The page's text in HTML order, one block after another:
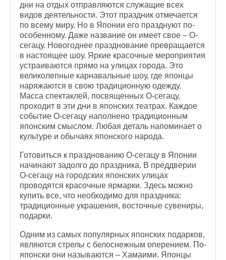
дни на отдых отправляются служащие всех
видов деятельности. Этот праздник отмечается
по всему миру. Но в Японии его празднуют по-
особенному. Даже название он имеет свое – О-
сегацу. Новогоднее празднование превращается
в настоящее шоу. Яркие красочные мероприятия
устраиваются прямо на улицах города. Это
великолепные карнавальные шоу, где японцы
наряжаются в свою традиционную одежду.
Масса спектаклей, посвященных О-сегацу,
проходит в эти дни в японских театрах. Каждое
событие О-сегацу наполнено традиционным
японским смыслом. Любая деталь напоминает о
культуре и обычаях японского народа.
Готовиться к празднованию О-сегацу в Японии
начинают задолго до праздника. В преддверии
О-сегацу на городских японских улицах
проводятся красочные ярмарки. Здесь можно
купить все, что необходимо для праздника:
традиционные украшения, восточные сувениры,
подарки.
Одним из самых популярных японских подарков,
являются стрелы с белоснежным оперением. По-
японски они называются – Хамаими. Японцы